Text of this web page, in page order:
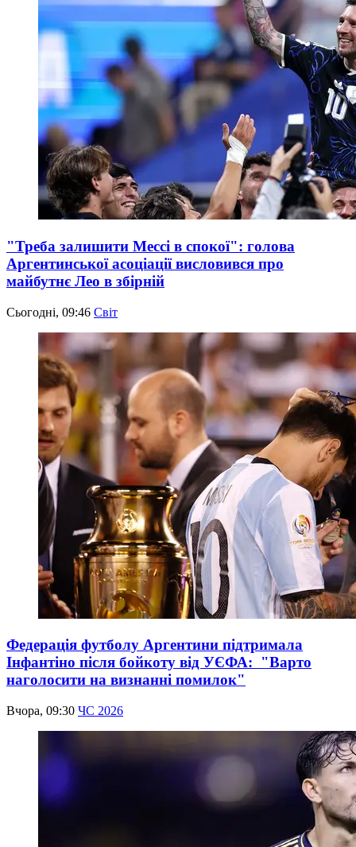
"Треба залишити Мессі в спокої": голова
Аргентинської асоціації висловився про
майбутнє Лео в збірній
Сьогодні, 09:46 Світ
Федерація футболу Аргентини підтримала
Інфантіно після бойкоту від УЄФА: "Варто
наголосити на визнанні помилок"
Вчора, 09:30 ЧС 2026